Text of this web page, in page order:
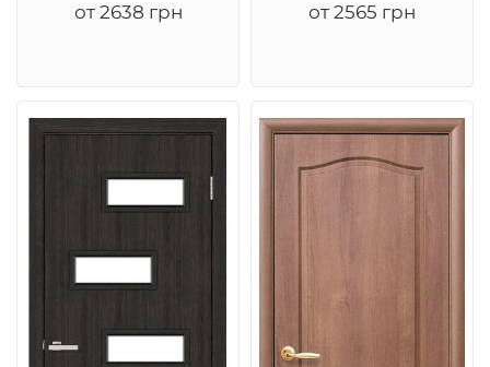
от 2638 грн от 2565 грн